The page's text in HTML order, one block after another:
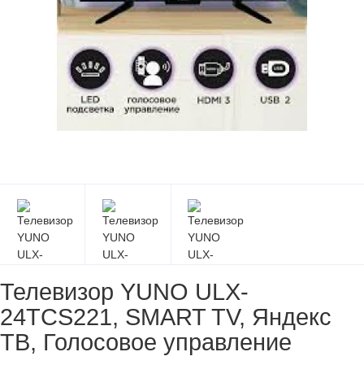
Телевизор YUNO ULX-
24TCS221, SMART TV, Яндекс
ТВ, Голосовое управление